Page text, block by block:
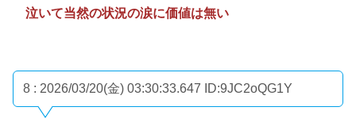
泣いて当然の状況の涙に価値は無い
8 : 2026/03/20(金) 03:30:33.647 ID:9JC2oQG1Y